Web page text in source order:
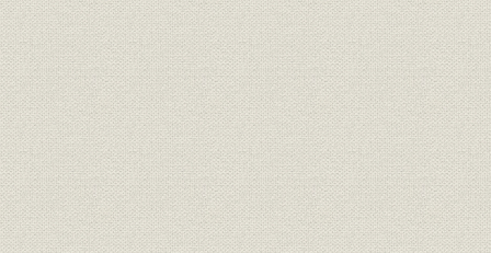
定款 原始定款
定款 定款改定の推移 昭和14年7
定款 改定定款 昭和24年
定款 定款改定の推移 昭和25年
定款 現行定款